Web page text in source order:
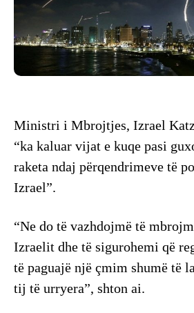
Ministri i Mbrojtjes, Izrael
“ka kaluar vijat e kuqe pasi
raketa ndaj përqendrimeve të
Izrael”.
“Ne do të vazhdojmë të
Izraelit dhe të sigurohemi që
të paguajë një çmim shumë të
tij të urryera”, shton ai.